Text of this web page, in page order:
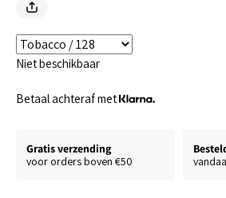
Niet beschikbaar
Betaal achteraf met
Gratis verzending
voor orders boven €50